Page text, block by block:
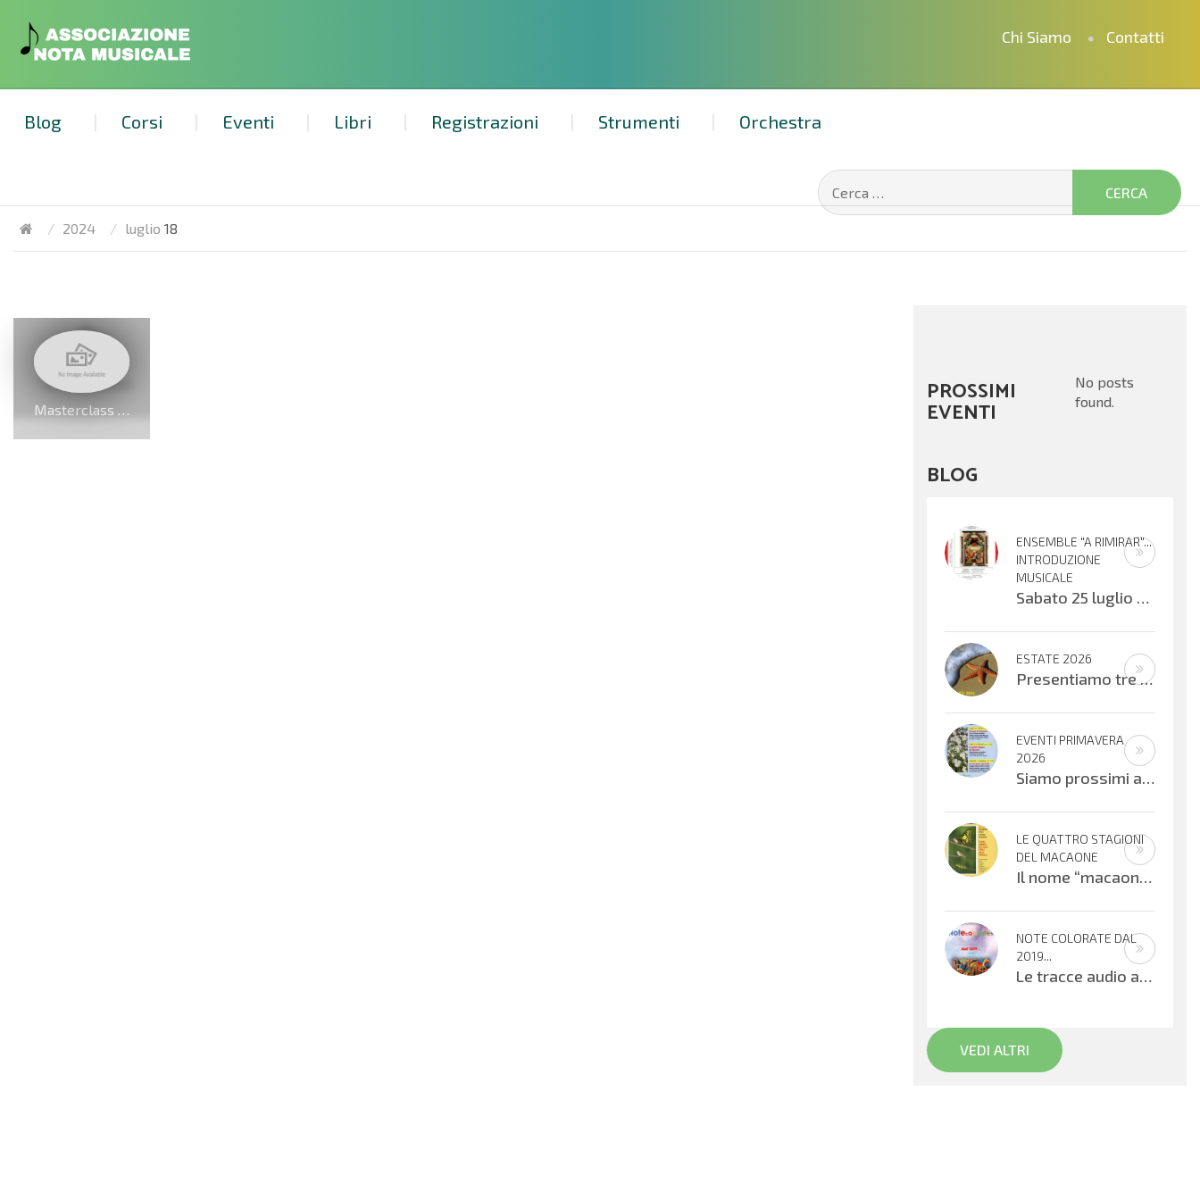
Chi Siamo Contatti
Blog Corsi Eventi Libri Registrazioni Strumenti Orchestra
2024 luglio 18
PROSSIMI
EVENTI
No posts
found.
BLOG
ENSEMBLE "A RIMIRAR"...
INTRODUZIONE
MUSICALE
Sabato 25 luglio alle ore 16:30 verrà inaugurata la mostra organizzata dal Centro Biblioteca Comunale presso il Palazzo “Suore
ESTATE 2026
Presentiamo tre progetti estivi che si svolgeranno nell’ultima settimana di
EVENTI PRIMAVERA
2026
Siamo prossimi ad alcuni appuntamenti musicali offerti dai bambini, ragazzi e adulti che cantano e suonano. Si inizierà con il
LE QUATTRO STAGIONI
DEL MACAONE
Il nome “macaone” deriva dalla mitologia greca: Macaone era un abile medico e guerriero e il nome della farfalla
NOTE COLORATE DAL
2019...
Le tracce audio allegate sono promemoria di percorsi didattici realizzati
VEDI ALTRI